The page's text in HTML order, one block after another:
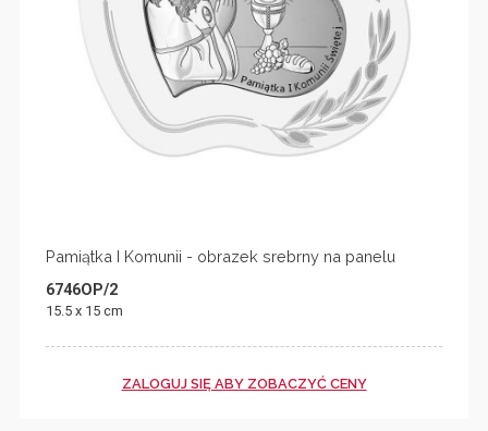
Pamiątka I Komunii - obrazek srebrny na panelu
6746OP/2
15.5 x 15 cm
ZALOGUJ SIĘ ABY ZOBACZYĆ CENY